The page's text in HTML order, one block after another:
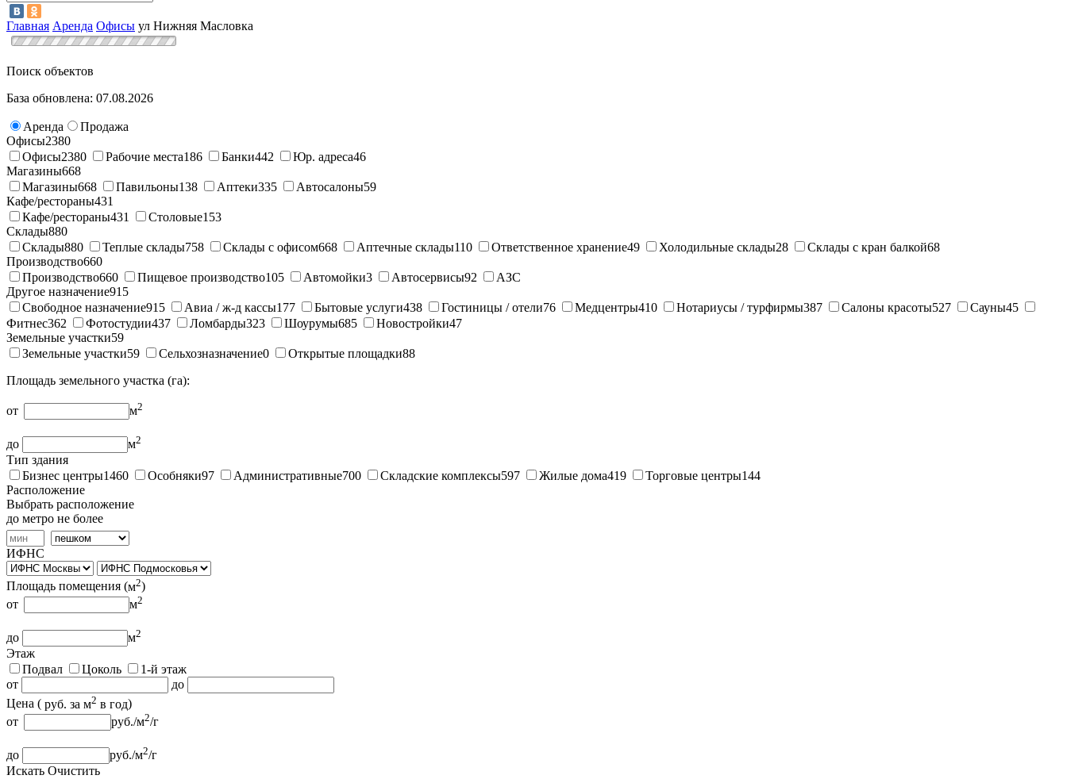
Главная Аренда Офисы ул Нижняя Масловка
Поиск объектов
База обновлена: 07.08.2026
Аренда
Продажа
Офисы2380
Офисы2380 Рабочие места186 Банки442 Юр. адреса46
Магазины668
Магазины668 Павильоны138 Аптеки335 Автосалоны59
Кафе/рестораны431
Кафе/рестораны431 Столовые153
Склады880
Склады880 Теплые склады758 Склады с офисом668 Аптечные склады110 Ответственное хранение49 Холодильные склады28 Склады с кран балкой68
Производство660
Производство660 Пищевое производство105 Автомойки3 Автосервисы92
АЗС
Другое назначение915
Свободное назначение915 Авиа / ж-д кассы177 Бытовые услуги438 Гостиницы / отели76 Медцентры410 Нотариусы / турфирмы387 Салоны красоты527 Сауны45
Фитнес362 Фотостудии437 Ломбарды323 Шоурумы685 Новостройки47
Земельные участки59
Земельные участки59 Сельхозназначение0 Открытые площадки88
Площадь земельного участка (га):
от м2
до м2
Тип здания
Бизнес центры1460 Особняки97 Административные700 Складские комплексы597 Жилые дома419 Торговые центры144
Расположение
Выбрать расположение
до метро не более
ИФНС
Площадь помещения (м2)
от
м2
до м2
Этаж
Подвал
Цоколь
1-й этаж
от
до
Цена ( руб. за м2 в год)
от
руб./м2/г
до руб./м2/г
Искать Очистить